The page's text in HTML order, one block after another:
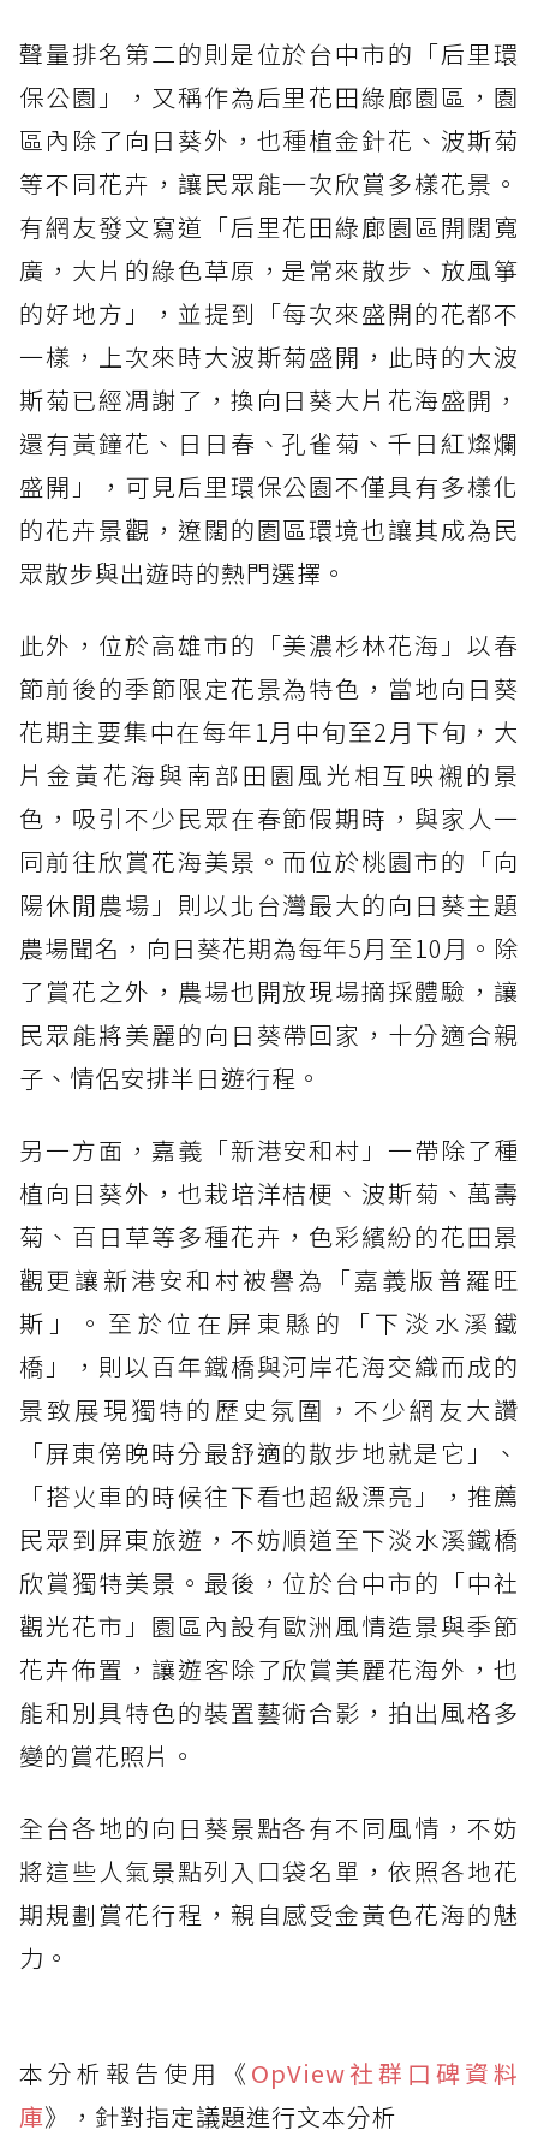
聲量排名第二的則是位於台中市的「后里環
保公園」，又稱作為后里花田綠廊園區，園
區內除了向日葵外，也種植金針花、波斯菊
等不同花卉，讓民眾能一次欣賞多樣花景。
有網友發文寫道「后里花田綠廊園區開闊寬
廣，大片的綠色草原，是常來散步、放風箏
的好地方」，並提到「每次來盛開的花都不
一樣，上次來時大波斯菊盛開，此時的大波
斯菊已經凋謝了，換向日葵大片花海盛開，
還有黃鐘花、日日春、孔雀菊、千日紅燦爛
盛開」，可見后里環保公園不僅具有多樣化
的花卉景觀，遼闊的園區環境也讓其成為民
眾散步與出遊時的熱門選擇。
此外，位於高雄市的「美濃杉林花海」以春
節前後的季節限定花景為特色，當地向日葵
花期主要集中在每年1月中旬至2月下旬，大
片金黃花海與南部田園風光相互映襯的景
色，吸引不少民眾在春節假期時，與家人一
同前往欣賞花海美景。而位於桃園市的「向
陽休閒農場」則以北台灣最大的向日葵主題
農場聞名，向日葵花期為每年5月至10月。除
了賞花之外，農場也開放現場摘採體驗，讓
民眾能將美麗的向日葵帶回家，十分適合親
子、情侶安排半日遊行程。
另一方面，嘉義「新港安和村」一帶除了種
植向日葵外，也栽培洋桔梗、波斯菊、萬壽
菊、百日草等多種花卉，色彩繽紛的花田景
觀更讓新港安和村被譽為「嘉義版普羅旺
斯」。至於位在屏東縣的「下淡水溪鐵
橋」，則以百年鐵橋與河岸花海交織而成的
景致展現獨特的歷史氛圍，不少網友大讚
「屏東傍晚時分最舒適的散步地就是它」、
「搭火車的時候往下看也超級漂亮」，推薦
民眾到屏東旅遊，不妨順道至下淡水溪鐵橋
欣賞獨特美景。最後，位於台中市的「中社
觀光花市」園區內設有歐洲風情造景與季節
花卉佈置，讓遊客除了欣賞美麗花海外，也
能和別具特色的裝置藝術合影，拍出風格多
變的賞花照片。
全台各地的向日葵景點各有不同風情，不妨
將這些人氣景點列入口袋名單，依照各地花
期規劃賞花行程，親自感受金黃色花海的魅
力。
本分析報告使用《 OpView社群口碑資料
庫》，針對指定議題進行文本分析